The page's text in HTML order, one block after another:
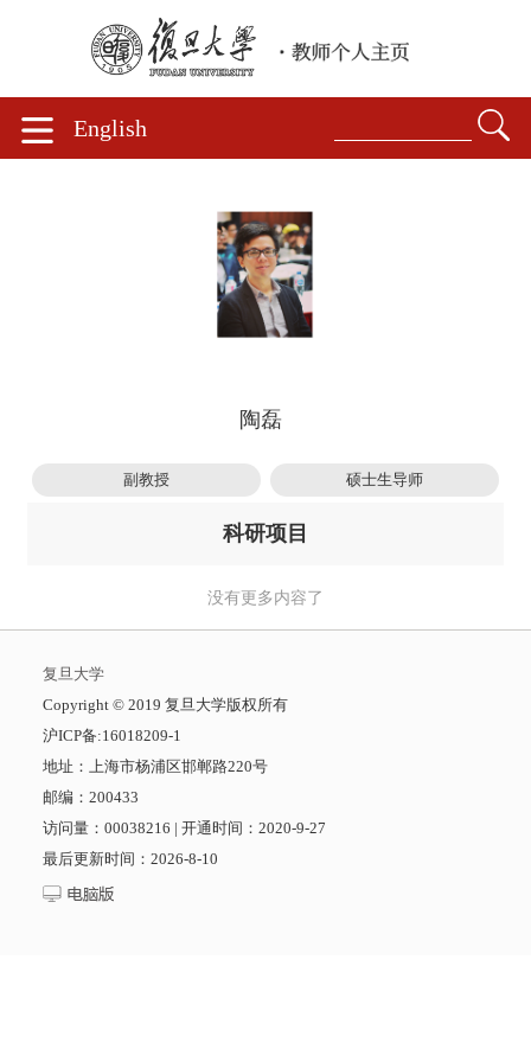
English
陶磊
副教授 硕士生导师
科研项目
没有更多内容了
复旦大学
​Copyright © 2019 复旦大学版权所有
沪ICP备:16018209-1
地址：上海市杨浦区邯郸路220号
邮编：200433
访问量： 00038216 | 开通时间： 2020-9-27
最后更新时间： 2026-8-10